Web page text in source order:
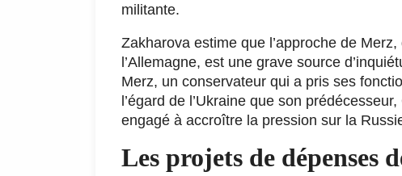
militante.
Zakharova estime que l’approche de
l’Allemagne, est une grave source
Merz, un conservateur qui a pris ses
l’égard de l’Ukraine que son
engagé à accroître la pression sur la
Les projets de dépenses